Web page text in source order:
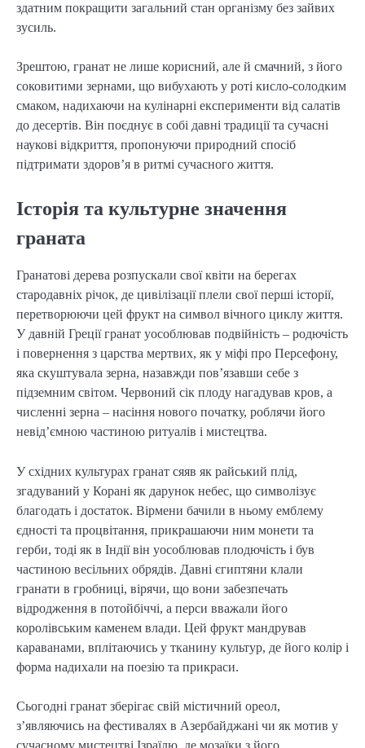
здатним покращити загальний стан організму без зайвих
зусиль.
Зрештою, гранат не лише корисний, але й смачний, з його
соковитими зернами, що вибухають у роті кисло-солодким
смаком, надихаючи на кулінарні експерименти від салатів
до десертів. Він поєднує в собі давні традиції та сучасні
наукові відкриття, пропонуючи природний спосіб
підтримати здоров’я в ритмі сучасного життя.
Історія та культурне значення
граната
Гранатові дерева розпускали свої квіти на берегах
стародавніх річок, де цивілізації плели свої перші історії,
перетворюючи цей фрукт на символ вічного циклу життя.
У давній Греції гранат уособлював подвійність – родючість
і повернення з царства мертвих, як у міфі про Персефону,
яка скуштувала зерна, назавжди пов’язавши себе з
підземним світом. Червоний сік плоду нагадував кров, а
численні зерна – насіння нового початку, роблячи його
невід’ємною частиною ритуалів і мистецтва.
У східних культурах гранат сяяв як райський плід,
згадуваний у Корані як дарунок небес, що символізує
благодать і достаток. Вірмени бачили в ньому емблему
єдності та процвітання, прикрашаючи ним монети та
герби, тоді як в Індії він уособлював плодючість і був
частиною весільних обрядів. Давні єгиптяни клали
гранати в гробниці, вірячи, що вони забезпечать
відродження в потойбіччі, а перси вважали його
королівським каменем влади. Цей фрукт мандрував
караванами, вплітаючись у тканину культур, де його колір і
форма надихали на поезію та прикраси.
Сьогодні гранат зберігає свій містичний ореол,
з’являючись на фестивалях в Азербайджані чи як мотив у
сучасному мистецтві Ізраїлю, де мозаїки з його